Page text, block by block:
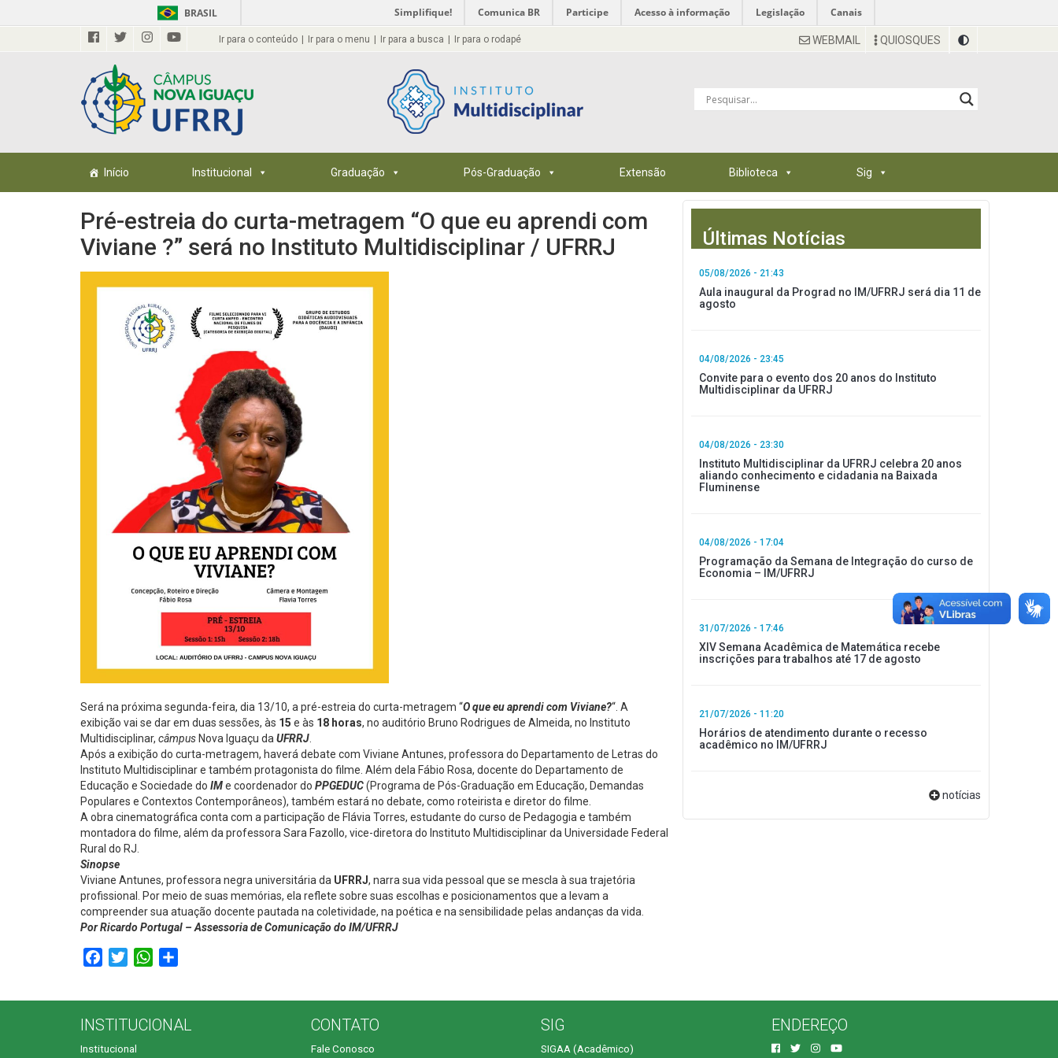
BRASIL Simplifique! Comunica BR Participe Acesso à informação Legislação Canais
QUIOSQUES
WEBMAIL
Ir para o conteúdo Ir para o menu Ir para a busca Ir para o rodapé
Início Institucional Graduação Pós-Graduação Extensão Biblioteca Sig
Pré-estreia do curta-metragem “O que eu aprendi com
Viviane ?” será no Instituto Multidisciplinar / UFRRJ
Será na próxima segunda-feira, dia 13/10, a pré-estreia do curta-metragem “O que eu aprendi com Viviane?“. A
exibição vai se dar em duas sessões, às 15 e às 18 horas, no auditório Bruno Rodrigues de Almeida, no Instituto
Multidisciplinar, câmpus Nova Iguaçu da UFRRJ
Após a exibição do curta-metragem, haverá debate com Viviane Antunes, professora do Departamento de Letras do
Instituto Multidisciplinar e também protagonista do filme. Além dela Fábio Rosa, docente do Departamento de
Educação e Sociedade do IMe coordenador do PPGEDUC(Programa de Pós-Graduação em Educação, Demandas
Populares e Contextos Contemporâneos), também estará no debate, como roteirista e diretor do filme.
A obra cinematográfica conta com a participação de Flávia Torres, estudante do curso de Pedagogia e também
montadora do filme, além da professora Sara Fazollo, vice-diretora do Instituto Multidisciplinar da Universidade Federal
Rural do RJ.
Sinopse
Viviane Antunes, professora negra universitária da UFRRJ, narra sua vida pessoal que se mescla à sua trajetória
profissional. Por meio de suas memórias, ela reflete sobre suas escolhas e posicionamentos que a levam a
compreender sua atuação docente pautada na coletividade, na poética e na sensibilidade pelas andanças da vida.
Por Ricardo Portugal – Assessoria de Comunicação do IM/UFRRJ
FacebookTwitterWhatsApp
Últimas Notícias
05/08/2026 - 21:43
Aula inaugural da Prograd no IM/UFRRJ será dia 11 de
agosto
04/08/2026 - 23:45
Convite para o evento dos 20 anos do Instituto
Multidisciplinar da UFRRJ
04/08/2026 - 23:30
Instituto Multidisciplinar da UFRRJ celebra 20 anos
aliando conhecimento e cidadania na Baixada
Fluminense
04/08/2026 - 17:04
Programação da Semana de Integração do curso de
Economia – IM/UFRRJ
31/07/2026 - 17:46
XIV Semana Acadêmica de Matemática recebe
inscrições para trabalhos até 17 de agosto
21/07/2026 - 11:20
Horários de atendimento durante o recesso
acadêmico no IM/UFRRJ
notícias
INSTITUCIONAL
Institucional
CONTATO
Fale Conosco
SIG
SIGAA (Acadêmico)
ENDEREÇO